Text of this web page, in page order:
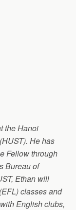
the Hanoi
He has
Fellow through
Bureau of
Ethan will
classes and
English clubs,